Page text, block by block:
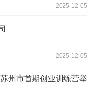
2025-12-05
2025-12-05
州市首期创业训练营举